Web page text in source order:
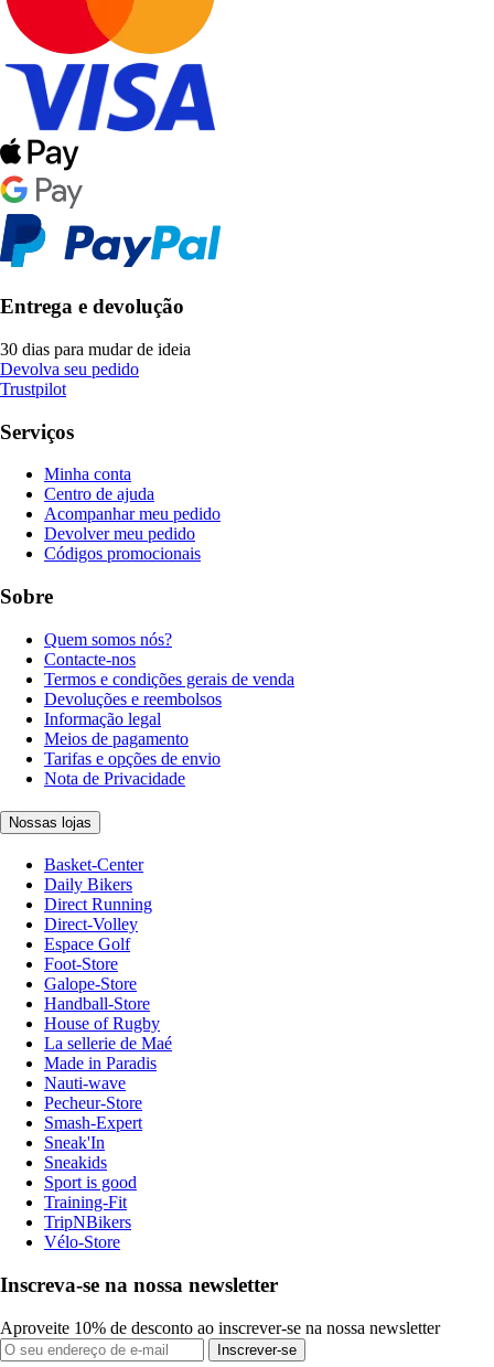
Entrega e devolução
30 dias para mudar de ideia
Devolva seu pedido
Trustpilot
Serviços
Minha conta
Centro de ajuda
Acompanhar meu pedido
Devolver meu pedido
Códigos promocionais
Sobre
Quem somos nós?
Contacte-nos
Termos e condições gerais de venda
Devoluções e reembolsos
Informação legal
Meios de pagamento
Tarifas e opções de envio
Nota de Privacidade
Nossas lojas
Basket-Center
Daily Bikers
Direct Running
Direct-Volley
Espace Golf
Foot-Store
Galope-Store
Handball-Store
House of Rugby
La sellerie de Maé
Made in Paradis
Nauti-wave
Pecheur-Store
Smash-Expert
Sneak'In
Sneakids
Sport is good
Training-Fit
TripNBikers
Vélo-Store
Inscreva-se na nossa newsletter
Aproveite 10% de desconto ao inscrever-se na nossa newsletter
Inscrever-se